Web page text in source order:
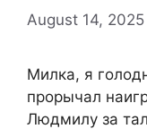
August 14, 2025
Милка, я
прорычал
Людмилу за